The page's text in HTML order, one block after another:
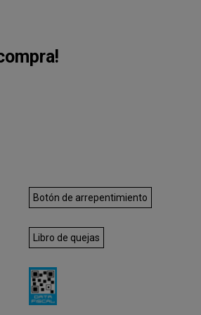
Botón de arrepentimiento
Libro de quejas